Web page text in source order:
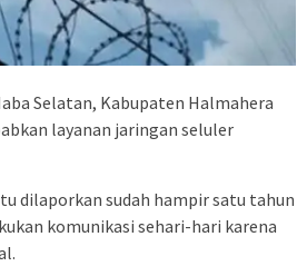
Selatan, Kabupaten Halmahera
layanan jaringan seluler
dilaporkan sudah hampir satu tahun
komunikasi sehari-hari karena